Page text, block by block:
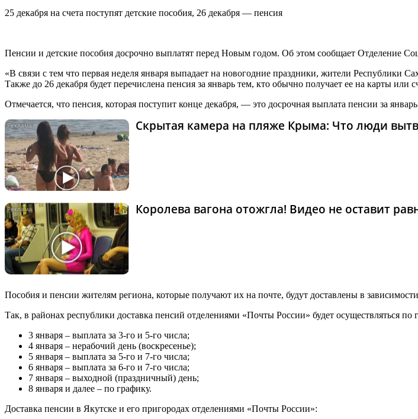
25 декабря на счета поступят детские пособия, 26 декабря — пенсия
Пенсии и детские пособия досрочно выплатят перед Новым годом. Об этом сообщает Отделение
«В связи с тем что первая неделя января выпадает на новогодние праздники, жители Республики
Также до 26 декабря будет перечислена пенсия за январь тем, кто обычно получает ее на карты
Отмечается, что пенсия, которая поступит конце декабря, — это досрочная выплата пенсии за
Скрытая камера на пляже Крыма: Что люди
Королева вагона отожгла! Видео не оставит
Пособия и пенсии жителям региона, которые получают их на почте, будут доставлены в
Так, в районах республики доставка пенсий отделениями «Почты России» будет осуществляться по
3 января – выплата за 3-го и 5-го числа;
4 января – нерабочий день (воскресенье);
5 января – выплата за 5-го и 7-го числа;
6 января – выплата за 6-го и 7-го числа;
7 января – выходной (праздничный) день;
8 января и далее – по графику.
Доставка пенсии в Якутске и его пригородах отделениями «Почты России»: